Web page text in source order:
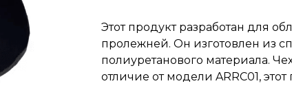
Этот продукт разработан для
пролежней. Он изготовлен из
полиуретанового материала.
отличие от модели ARRC01,